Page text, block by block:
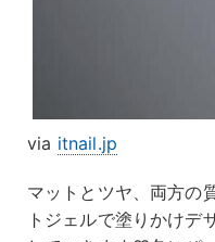
via itnail.jp
マットとツヤ、両方の
トジェルで塗りかけデ